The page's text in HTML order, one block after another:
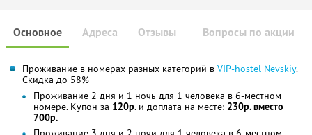
Основное Отзывы Вопросы по акции
Адреса
Проживание в номерах разных категорий в VIP-hostel Nevskiy.
Скидка до 58%
Проживание 2 дня и 1 ночь для 1 человека в 6-местном
номере. Купон за 120р. и доплата на месте: 230р. вместо
700р.